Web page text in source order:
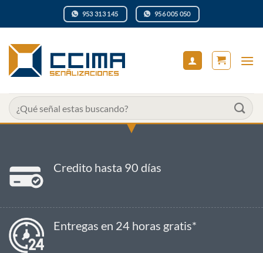
953 313 145 956 005 050
Buscar
por:
Credito hasta 90 días
Entregas en 24 horas gratis*